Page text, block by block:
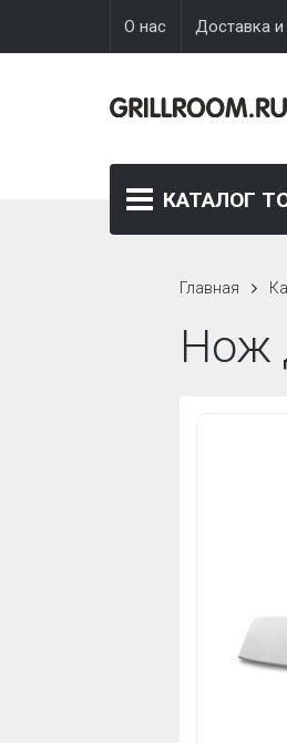
О нас Доставка и
КАТАЛОГ
Главная
Нож